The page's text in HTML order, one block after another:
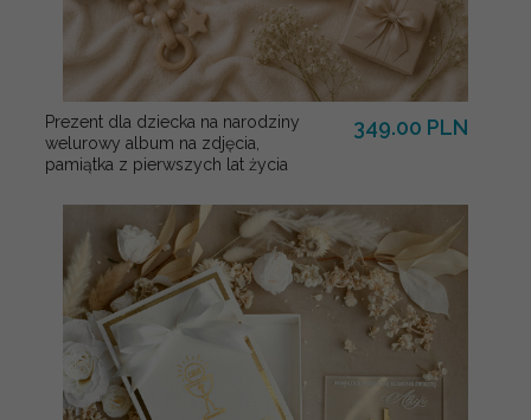
Prezent dla dziecka na narodziny
welurowy album na zdjęcia,
pamiątka z pierwszych lat życia
349.00 PLN